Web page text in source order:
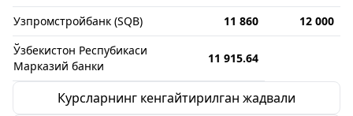
Узпромстройбанк (SQB)
11 860
12 000
Ўзбекистон Респубикаси
Марказий банки
11 915.64
Курсларнинг кенгайтирилган жадвали